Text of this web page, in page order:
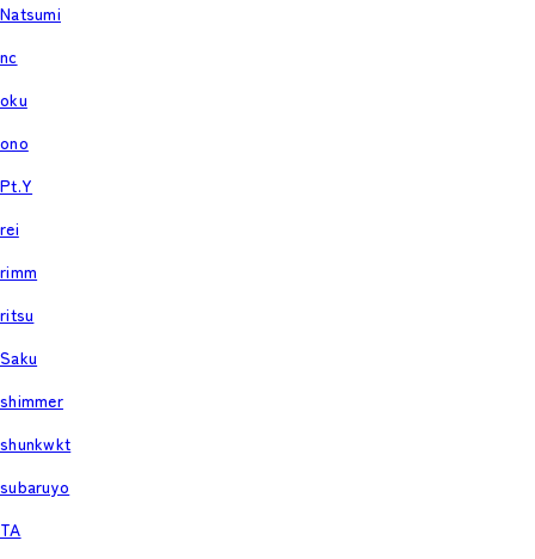
Natsumi
nc
oku
ono
Pt.Y
rei
rimm
ritsu
Saku
shimmer
shunkwkt
subaruyo
TA